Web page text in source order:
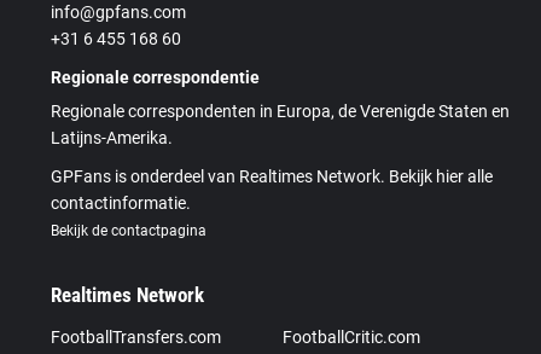
info@gpfans.com
+31 6 455 168 60
Regionale correspondentie
Regionale correspondenten in Europa, de Verenigde Staten en
Latijns-Amerika.
GPFans is onderdeel van Realtimes Network. Bekijk hier alle
contactinformatie.
Bekijk de contactpagina
Realtimes Network
FootballTransfers.com
FootballCritic.com